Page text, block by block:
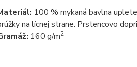
100 % mykaná bavlna
na lícnej strane. Prstencovo
160 g/m2